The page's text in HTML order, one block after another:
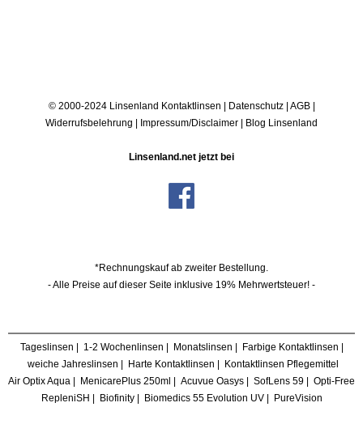
© 2000-2024 Linsenland Kontaktlinsen Datenschutz| AGB|
Widerrufsbelehrung
Impressum/Disclaimer Blog Linsenland
Linsenland.net jetzt bei
*Rechnungskauf ab zweiter Bestellung.
- Alle Preise auf dieser Seite inklusive 19% Mehrwertsteuer! -
Tageslinsen 1-2 Wochenlinsen Monatslinsen Farbige Kontaktlinsen
weiche Jahreslinsen
Harte Kontaktlinsen
Kontaktlinsen Pflegemittel
Air Optix Aqua
MenicarePlus 250ml Acuvue Oasys SofLens 59
Opti-Free
RepleniSH
Biofinity| Biomedics 55 Evolution UV| PureVision